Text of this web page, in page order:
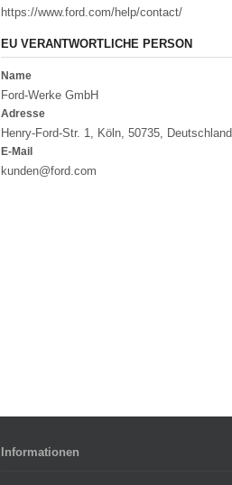
https://www.ford.com/help/contact/
EU VERANTWORTLICHE PERSON
Name
Ford-Werke GmbH
Adresse
Henry-Ford-Str. 1, Köln, 50735, Deutschland
E-Mail
kunden@ford.com
Informationen